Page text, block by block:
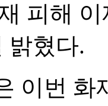
피해
밝혔다.
이번